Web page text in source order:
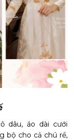
dâu, áo dài cưới
bộ cho cả chú rể,